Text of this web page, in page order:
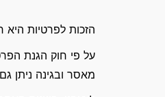
הזכות לפרטיות
מאסר ובגינה ניתן